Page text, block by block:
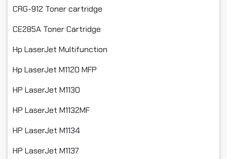
CRG-912 Toner cartridge
CE285A Toner Cartridge
Hp LaserJet Multifunction
Hp LaserJet M1120 MFP
HP LaserJet M1130
HP LaserJet M1132MF
HP LaserJet M1134
HP LaserJet M1137
Các bánh răng, bánh nhông bị mòn, quay không điều, phát ra
tiếng ồn, tiếng kêu to.
Hộp mực bị mờ do mất mát và không thể khắc phục được.
Tại sao nên chọn chúng tôi cung cấp mực in thương hiệu
Giá tốt nhất thị trường.
Chúng tôi còn cung cấp hộp mực, mực nạp và linh kiện máy
máy photocopy phổ biến trên thị trường hiện nay.
#hopmuc35a #tpink #hopmuc85a #mucmayin35a